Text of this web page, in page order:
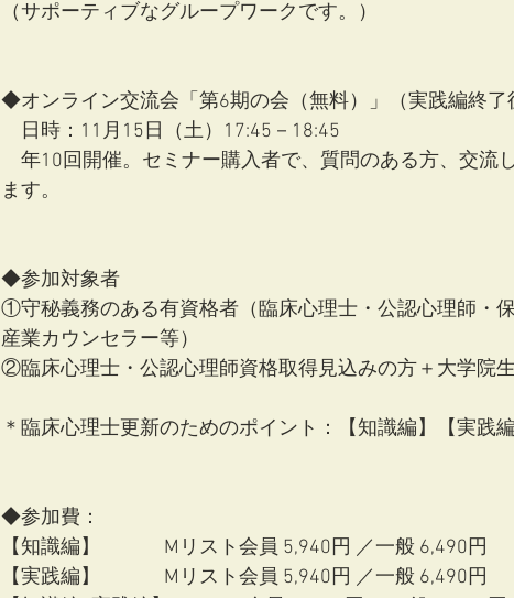
（サポーティブなグループワークです。）
◆オンライン交流会「第6期の会（無料）」（実践編終了
日時：11月15日（土）17:45－18:45
年10回開催。セミナー購入者で、質問のある方、交流
ます。
◆参加対象者
①守秘義務のある有資格者（臨床心理士・公認心理師・
産業カウンセラー等）
②臨床心理士・公認心理師資格取得見込みの方＋大学院
＊臨床心理士更新のためのポイント：【知識編】【実
◆参加費：
【知識編】　　　 Mリスト会員 5,940円 ／一般 6,490円
【実践編】　 　　Mリスト会員 5,940円 ／一般 6,490円